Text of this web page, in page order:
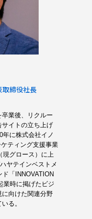
締役社長
業後、リクルー
サイトの立ち上げ
年に株式会社イノ
ティング支援事業
現グロース）に上
ヤテインベストメ
「INNOVATION
業時に掲げたビジ
に向けた関連分野
る。